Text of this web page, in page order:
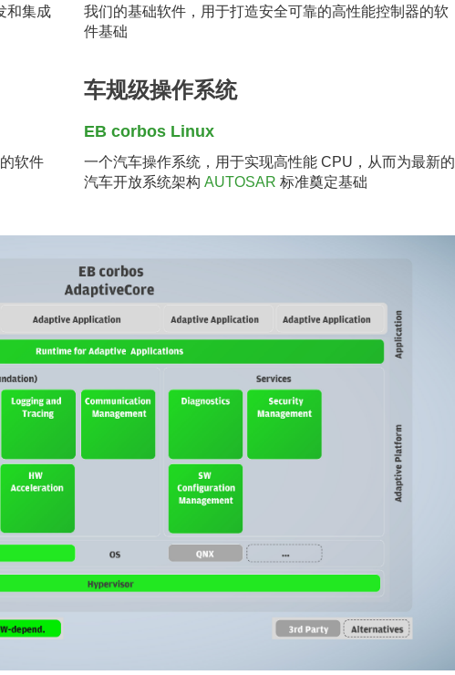
和集成
我们的基础软件，用于打造安全可靠的高性能控制器的软
件基础
软件
车规级操作系统
EB corbos Linux
一个汽车操作系统，用于实现高性能 CPU，从而为最新的
汽车开放系统架构 AUTOSAR 标准奠定基础